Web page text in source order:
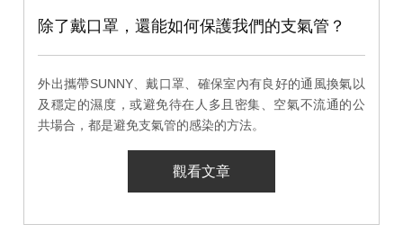
除了戴口罩，還能如何保護我們的支氣管？
外出攜帶SUNNY、戴口罩、確保室內有良好的通風換氣以
及穩定的濕度，或避免待在人多且密集、空氣不流通的公
共場合，都是避免支氣管的感染的方法。
觀看文章